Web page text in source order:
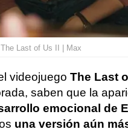
Last of Us II | Max
videojuego The Last
saben que la
emocional de
una versión aún